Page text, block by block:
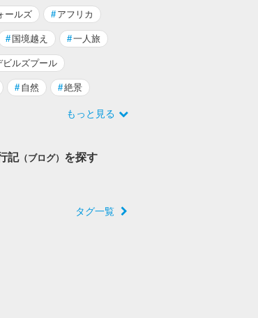
ールズ # アフリカ
# 国境越え #一人旅
ビルズプール
# 自然 #絶景
もっと見る
記（ブログ） を探す
タグ一覧